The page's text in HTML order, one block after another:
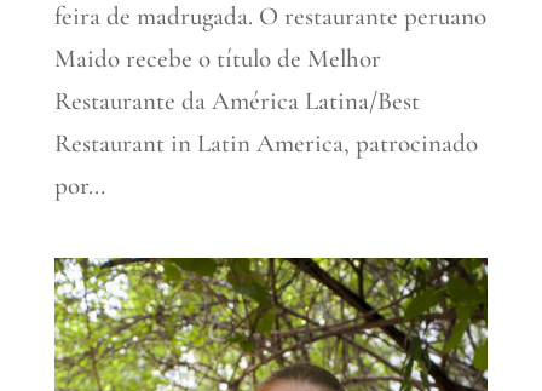
feira de madrugada. O restaurante peruano
Maido recebe o título de Melhor
Restaurante da América Latina/Best
Restaurant in Latin America, patrocinado
por...